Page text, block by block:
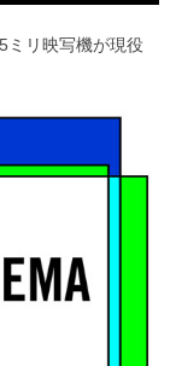
リ映写機が現役